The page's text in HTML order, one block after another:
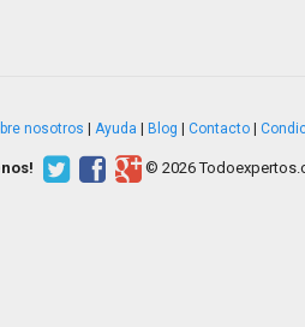
nosotros Ayuda Blog Contacto
© 2026